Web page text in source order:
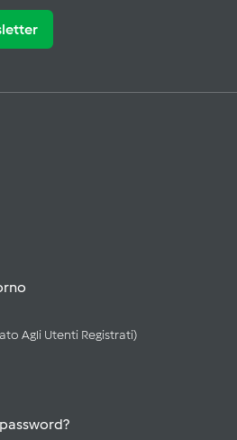
Agli Utenti Registrati)